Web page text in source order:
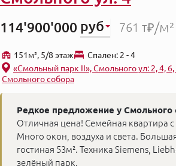
114'900'000 руб 761 т₽/м²
151м², 5/8 этаж
Cпален: 2 - 4
«Смольный парк II», Смольного ул: 2, 4, 6,
Смольного собора
Редкое предложение у Смольного
Отличная цена! Семейная квартира
Много окон, воздуха и света.
гостиная 53м². Техника Siemens,
зелёный парк.